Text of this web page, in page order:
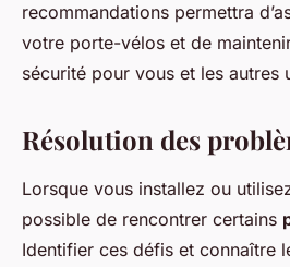
recommandations permettra
votre porte-vélos et de
sécurité pour vous et les autres
Résolution des
Lorsque vous installez ou
possible de rencontrer certains
Identifier ces défis et connaître